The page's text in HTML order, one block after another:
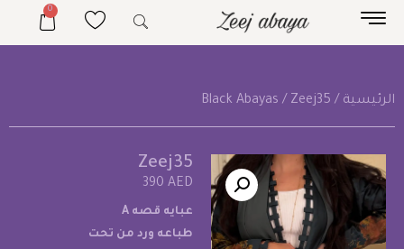
0
الرئيسية /
Black Abayas / Zeej35
Zeej35
390 AED
عبايه قصه A
طباعه ورد من تحت